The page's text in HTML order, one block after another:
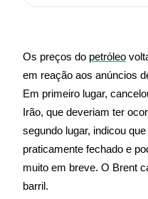
Os preços do petróleo
em reação aos anúncios
Em primeiro lugar,
Irão, que deveriam ter
segundo lugar, indicou
praticamente fechado e
muito em breve. O Brent
barril.